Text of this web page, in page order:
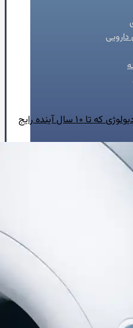
واتساپ
۱۰ کاربرد هوش مصنوعی در کاردیولوژی که تا ۱۰ سال آینده رایج